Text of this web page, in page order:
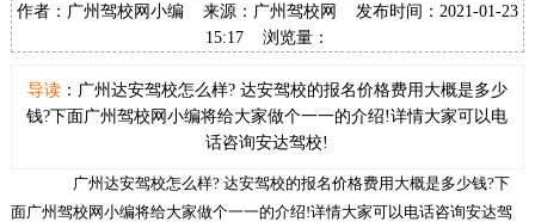
作者：广州驾校网小编 来源：广州驾校网 发布时间：2021-01-23
15:17 浏览量：
导读：广州达安驾校怎么样? 达安驾校的报名价格费用大概是多少
钱?下面广州驾校网小编将给大家做个一一的介绍!详情大家可以电
话咨询安达驾校!
广州达安驾校怎么样? 达安驾校的报名价格费用大概是多少钱?下
面广州驾校网小编将给大家做个一一的介绍!详情大家可以电话咨询安达驾